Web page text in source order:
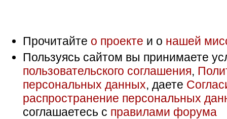
Прочитайте о проекте и о нашей
Пользуясь сайтом вы принимаете
пользовательского соглашения,
персональных данных, даете
распространение персональных
соглашаетесь с правилами форума